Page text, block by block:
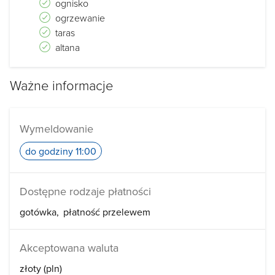
W PRZYPADKU BRAKU POTWIERDZENIA
REZERWACJI LUB BRAKU KONTAKTU Z GOŚCIEM!!!
ognisko
ogrzewanie
taras
altana
Ważne informacje
Wymeldowanie
do godziny 11:00
Dostępne rodzaje płatności
gotówka płatność przelewem
Akceptowana waluta
złoty (pln)